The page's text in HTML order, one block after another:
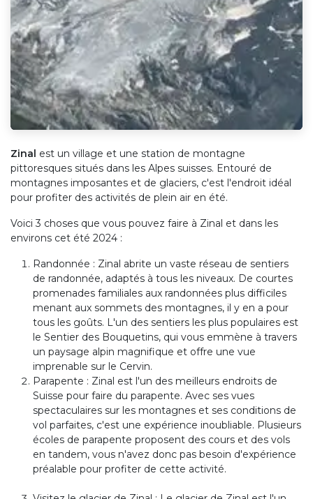
Z​inal est un village et une station de montagne
pittoresques situés dans les Alpes suisses. Entouré de
montagnes imposantes et de glaciers, c'est l'endroit idéal
pour profiter des activités de plein air en été.
Voici 3 choses que vous pouvez faire à Zinal et dans les
environs cet été 2024 :
Randonnée : Zinal abrite un vaste réseau de sentiers
de randonnée, adaptés à tous les niveaux. De courtes
promenades familiales aux randonnées plus difficiles
menant aux sommets des montagnes, il y en a pour
tous les goûts. L'un des sentiers les plus populaires est
le Sentier des Bouquetins, qui vous emmène à travers
un paysage alpin magnifique et offre une vue
imprenable sur le Cervin.
Parapente : Zinal est l'un des meilleurs endroits de
Suisse pour faire du parapente. Avec ses vues
spectaculaires sur les montagnes et ses conditions de
vol parfaites, c'est une expérience inoubliable. Plusieurs
écoles de parapente proposent des cours et des vols
en tandem, vous n'avez donc pas besoin d'expérience
préalable pour profiter de cette activité.